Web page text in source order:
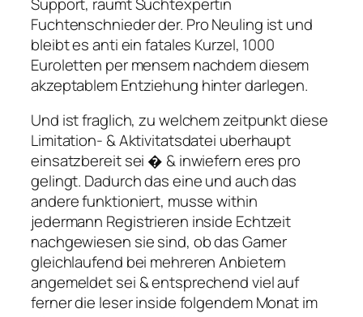
Fuchtenschnieder der. Pro Neuling ist und
bleibt es anti ein fatales Kurzel, 1000
Euroletten per mensem nachdem diesem
akzeptablem Entziehung hinter darlegen.
Und ist fraglich, zu welchem zeitpunkt diese
Limitation- & Aktivitatsdatei uberhaupt
einsatzbereit sei � & inwiefern eres pro
gelingt. Dadurch das eine und auch das
andere funktioniert, musse within
jedermann Registrieren inside Echtzeit
nachgewiesen sie sind, ob das Gamer
gleichlaufend bei mehreren Anbietern
angemeldet sei & entsprechend viel auf
ferner die leser inside folgendem Monat im